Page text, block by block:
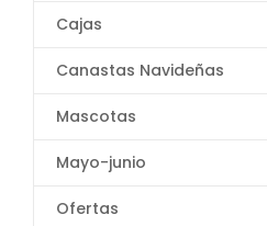
Cajas
Canastas Navideñas
Mascotas
Mayo-junio
Ofertas